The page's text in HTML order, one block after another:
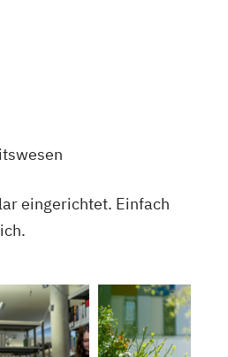
eingerichtet. Einfach